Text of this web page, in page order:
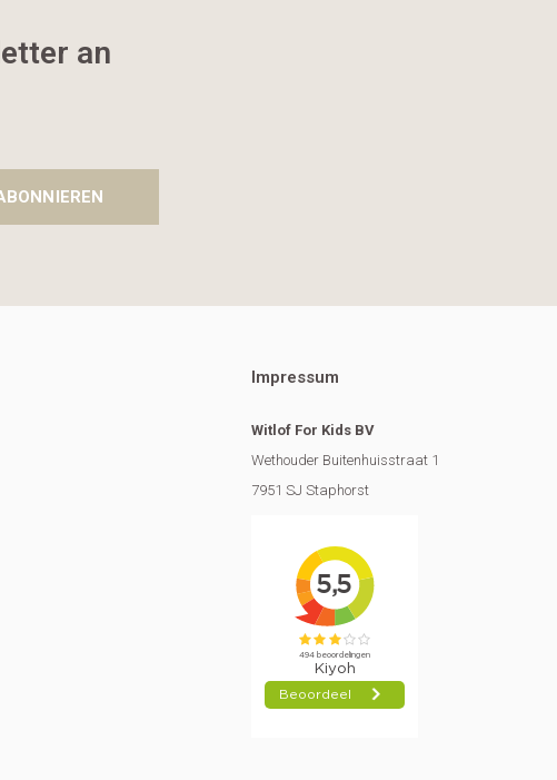
an
Impressum
Witlof For Kids BV
Wethouder Buitenhuisstraat 1
7951 SJ Staphorst